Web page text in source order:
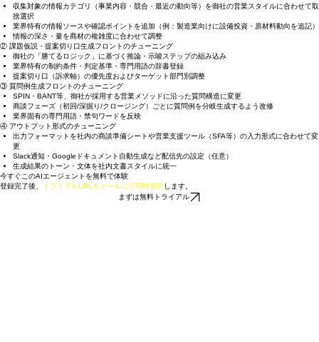
提示いたします。
① 企業情報収集フロントのチューニング
収集対象の情報カテゴリ（事業内容・競合・最近の動向等）を御社の営業スタイルに合わせて取
捨選択
業界特有の情報ソースや確認ポイントを追加（例：製造業向けに設備投資・原材料動向を追記）
情報の深さ・量を商材の複雑度に合わせて調整
② 課題仮説・提案切り口生成フロントのチューニング
御社の「勝てるロジック」に基づく推論・示唆ステップの組み込み
業界特有の制約条件・判定基準・専門用語の辞書登録
提案切り口（訴求軸）の優先度およびターゲット部門別調整
③ 質問例生成フロントのチューニング
SPIN・BANT等、御社が採用する営業メソッドに沿った質問構造に変更
商談フェーズ（初回/深掘り/クロージング）ごとに質問例を分岐生成するよう改修
業界固有の専門用語・禁句ワードを反映
④ アウトプット形式のチューニング
出力フォーマットを社内の商談準備シートや営業支援ツール（SFA等）の入力形式に合わせて変
更
Slack通知・Googleドキュメント自動生成など配信先の設定（任意）
生成結果のトーン・文体を社内文書スタイルに統一
今すぐこのAIエージェントを無料で体験